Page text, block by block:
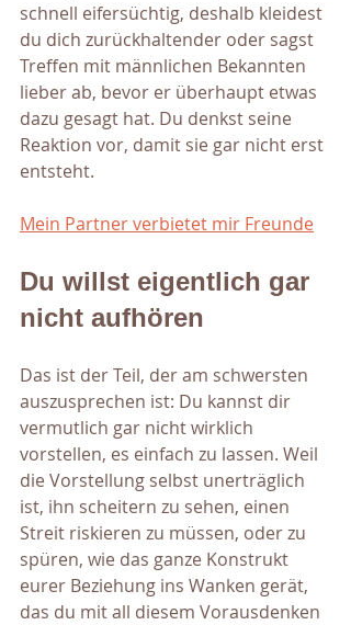
schnell eifersüchtig, deshalb kleidest
du dich zurückhaltender oder sagst
Treffen mit männlichen Bekannten
lieber ab, bevor er überhaupt etwas
dazu gesagt hat. Du denkst seine
Reaktion vor, damit sie gar nicht erst
entsteht.
Mein Partner verbietet mir Freunde
Du willst eigentlich gar
nicht aufhören
Das ist der Teil, der am schwersten
auszusprechen ist: Du kannst dir
vermutlich gar nicht wirklich
vorstellen, es einfach zu lassen. Weil
die Vorstellung selbst unerträglich
ist, ihn scheitern zu sehen, einen
Streit riskieren zu müssen, oder zu
spüren, wie das ganze Konstrukt
eurer Beziehung ins Wanken gerät,
das du mit all diesem Vorausdenken